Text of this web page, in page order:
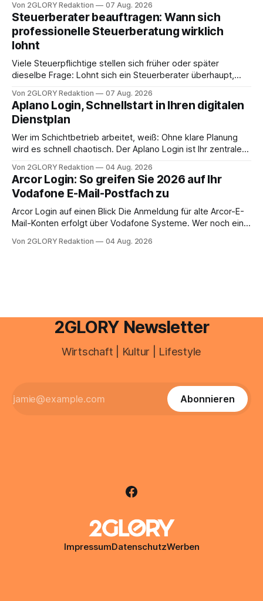
angewiesen ist, stellt sich für Familien eine schwierige
Frage: Muss die Versorgung dauerhaft in der Klinik bleiben –
oder ist ein Leben zu Hause möglich? Die außerklinische
Intensivpflege bietet genau diese Alternative: Sie
Von 2GLORY Redaktion 07 Aug. 2026
Steuerberater beauftragen: Wann sich
professionelle Steuerberatung wirklich
lohnt
Viele Steuerpflichtige stellen sich früher oder später
dieselbe Frage: Lohnt sich ein Steuerberater überhaupt,
erledigen? Die kurze Antwort: Bei einfachen
Einkommensverhältnissen reicht häufig eine Steuersoftware
aus – sobald jedoch mehrere Einkunftsarten
zusammentreffen oder größere finanzielle Veränderungen
anstehen, zahlt sich professionelle Unterstützung meist
Von 2GLORY Redaktion 07 Aug. 2026
Aplano Login, Schnellstart in Ihren digitalen
Dienstplan
Wer im Schichtbetrieb arbeitet, weiß: Ohne klare Planung
wird es schnell chaotisch. Der Aplano Login ist Ihr zentraler
abwesenheiten und die gesamte kommunikation rund um
Ihr personal digital zu organisieren. In diesem Leitfaden
erfahren Sie alles, was Sie für einen reibungslosen Einstieg
brauchen, von der Registrierung
Von 2GLORY Redaktion 04 Aug. 2026
Arcor Login: So greifen Sie 2026 auf Ihr
Vodafone E-Mail-Postfach zu
Arcor Login auf einen Blick Die Anmeldung für alte Arcor-E-
Mail-Konten erfolgt über Vodafone Systeme. Wer noch eine
besitzt, loggt sich heute über das Vodafone E-Mail & Cloud
Von 2GLORY Redaktion 04 Aug. 2026
2GLORY Newsletter
Wirtschaft | Kultur | Lifestyle
Abonnieren
ImpressumDatenschutzWerben